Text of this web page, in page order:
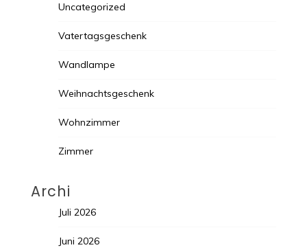
Uncategorized
Vatertagsgeschenk
Wandlampe
Weihnachtsgeschenk
Wohnzimmer
Zimmer
Archi
Juli 2026
Juni 2026